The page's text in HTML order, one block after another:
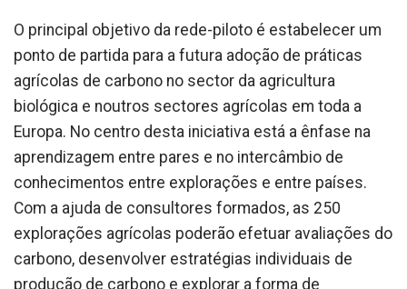
O principal objetivo da rede-piloto é estabelecer um
ponto de partida para a futura adoção de práticas
agrícolas de carbono no sector da agricultura
biológica e noutros sectores agrícolas em toda a
Europa. No centro desta iniciativa está a ênfase na
aprendizagem entre pares e no intercâmbio de
conhecimentos entre explorações e entre países.
Com a ajuda de consultores formados, as 250
explorações agrícolas poderão efetuar avaliações do
carbono, desenvolver estratégias individuais de
produção de carbono e explorar a forma de